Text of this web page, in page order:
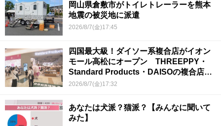
岡山県倉敷市がトイレトレーラーを熊本
地震の被災地に派遣
2026/8/7(金)17:45
四国最大級！ダイソー系複合店がイオン
モール高松にオープン THREEPPY・
Standard Products・DAISOの複合店は
香川県初
2026/8/7(金)17:32
あなたは犬派？猫派？【みんなに聞いて
みた】